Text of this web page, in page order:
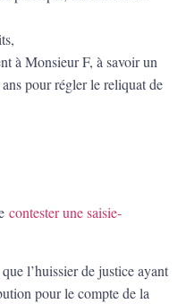
à Monsieur F, à savoir un
pour régler le reliquat de
contester une saisie-
l’huissier de justice ayant
pour le compte de la